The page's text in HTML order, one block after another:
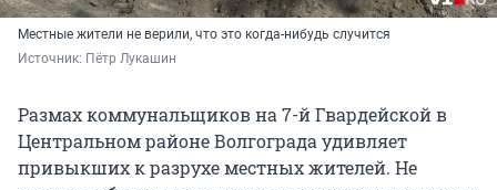
Местные жители не верили, что это когда-нибудь случится
Источник: Пётр Лукашин
Размах коммунальщиков на 7-й Гвардейской в
Центральном районе Волгограда удивляет
привыкших к разрухе местных жителей. Не